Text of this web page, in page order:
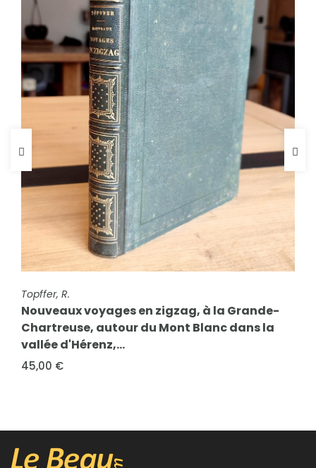
FICHE COMPLÈTE
Topffer, R.
Nouveaux voyages en zigzag, à la Grande-
Chartreuse, autour du Mont Blanc dans la
vallée d'Hérenz,...
45,00 €
FICHE COMPLÈTE
Topffer, Rodolphe
Premiers voyages en zigzag. Ou Excursions
d'un pensionnat en vacances dans les
cantons suisses et...